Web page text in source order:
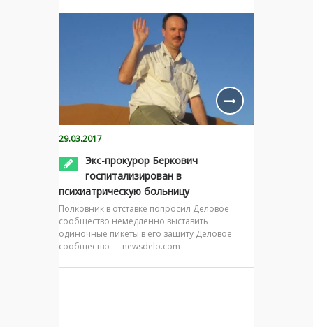
29.03.2017
Экс-прокурор Беркович
госпитализирован в
психиатрическую больницу
Полковник в отставке попросил Деловое
сообщество немедленно выставить
одиночные пикеты в его защиту Деловое
сообщество — newsdelo.com